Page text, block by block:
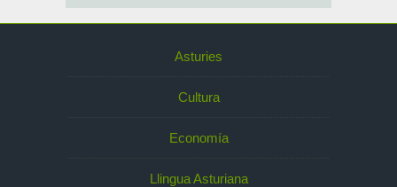
Asturies
Cultura
Economía
Llingua Asturiana